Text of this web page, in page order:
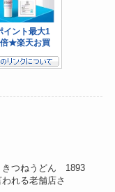
きつねうどん 1893
れる老舗店さ